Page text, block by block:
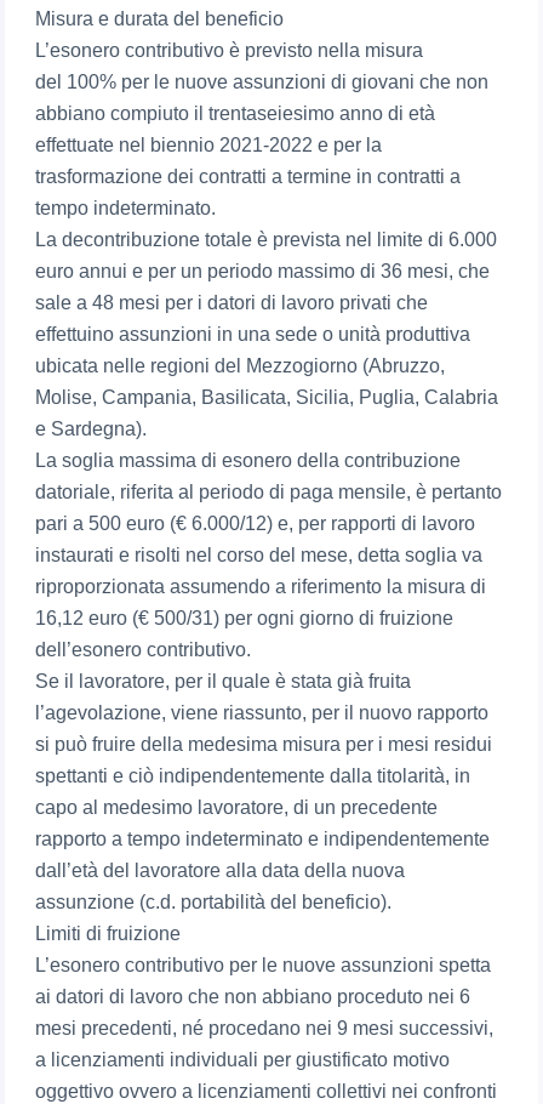
Misura e durata del beneficio
L’esonero contributivo è previsto nella misura
del 100% per le nuove assunzioni di giovani che non
abbiano compiuto il trentaseiesimo anno di età
effettuate nel biennio 2021-2022 e per la
trasformazione dei contratti a termine in contratti a
tempo indeterminato.
La decontribuzione totale è prevista nel limite di 6.000
euro annui e per un periodo massimo di 36 mesi, che
sale a 48 mesi per i datori di lavoro privati che
effettuino assunzioni in una sede o unità produttiva
ubicata nelle regioni del Mezzogiorno (Abruzzo,
Molise, Campania, Basilicata, Sicilia, Puglia, Calabria
e Sardegna).
La soglia massima di esonero della contribuzione
datoriale, riferita al periodo di paga mensile, è pertanto
pari a 500 euro (€ 6.000/12) e, per rapporti di lavoro
instaurati e risolti nel corso del mese, detta soglia va
riproporzionata assumendo a riferimento la misura di
16,12 euro (€ 500/31) per ogni giorno di fruizione
dell’esonero contributivo.
Se il lavoratore, per il quale è stata già fruita
l’agevolazione, viene riassunto, per il nuovo rapporto
si può fruire della medesima misura per i mesi residui
spettanti e ciò indipendentemente dalla titolarità, in
capo al medesimo lavoratore, di un precedente
rapporto a tempo indeterminato e indipendentemente
dall’età del lavoratore alla data della nuova
assunzione (c.d. portabilità del beneficio).
Limiti di fruizione
L’esonero contributivo per le nuove assunzioni spetta
ai datori di lavoro che non abbiano proceduto nei 6
mesi precedenti, né procedano nei 9 mesi successivi,
a licenziamenti individuali per giustificato motivo
oggettivo ovvero a licenziamenti collettivi nei confronti